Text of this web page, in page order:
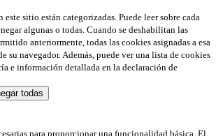
sitio están categorizadas. Puede leer sobre cada
algunas o todas. Cuando se deshabilitan las
anteriormente, todas las cookies asignadas a esa
su navegador. Además, puede ver una lista de cookies
e información detallada en la declaración de
todas
para proporcionar una funcionalidad básica. El